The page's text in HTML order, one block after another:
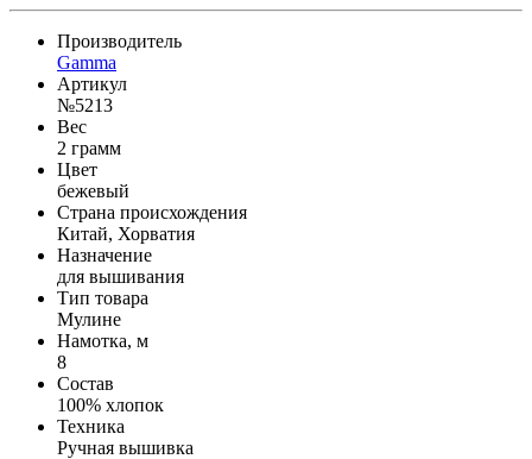
Производитель
Gamma
Артикул
№5213
Вес
2 грамм
Цвет
бежевый
Страна происхождения
Китай, Хорватия
Назначение
для вышивания
Тип товара
Мулине
Намотка, м
8
Состав
100% хлопок
Техника
Ручная вышивка